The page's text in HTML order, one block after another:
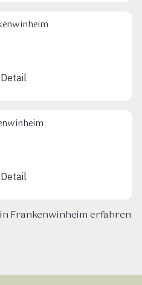
Frankenwinheim erfahren